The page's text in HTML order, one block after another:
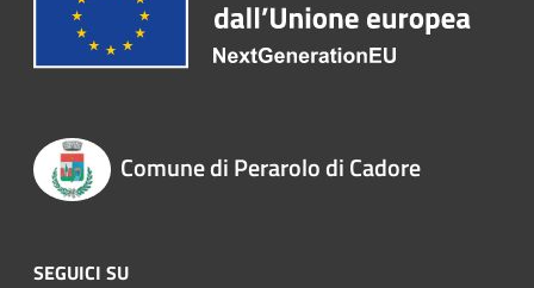
Comune di Perarolo di Cadore
SEGUICI SU